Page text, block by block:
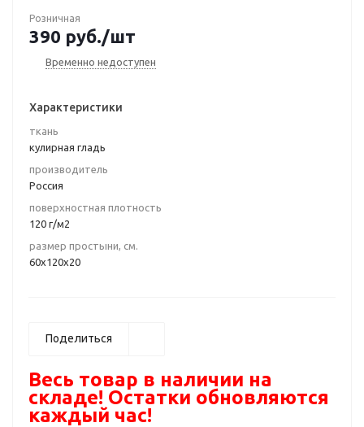
Розничная
390 руб./шт
Временно недоступен
Характеристики
ткань
кулирная гладь
производитель
Россия
поверхностная плотность
120 г/м2
размер простыни, см.
60х120х20
Поделиться
Весь товар в наличии на
складе! Остатки обновляются
каждый час!